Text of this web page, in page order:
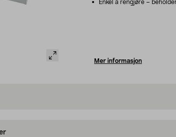
Enkel å rengjøre –
Mer informasjon